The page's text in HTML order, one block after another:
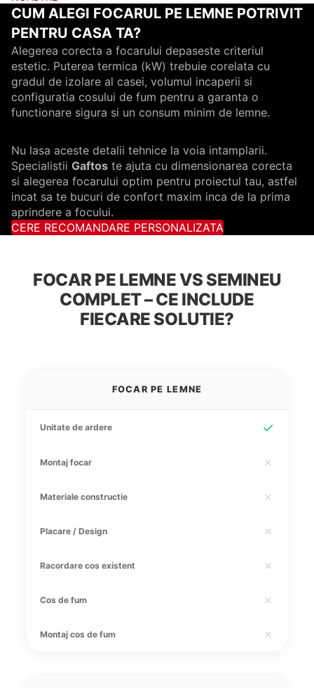
CUM ALEGI FOCARUL PE LEMNE POTRIVIT
PENTRU CASA TA?
Alegerea corecta a focarului depaseste criteriul
estetic. Puterea termica (kW) trebuie corelata cu
gradul de izolare al casei, volumul incaperii si
configuratia cosului de fum pentru a garanta o
functionare sigura si un consum minim de lemne.
Nu lasa aceste detalii tehnice la voia intamplarii.
Specialistii Gaftos te ajuta cu dimensionarea corecta
si alegerea focarului optim pentru proiectul tau, astfel
incat sa te bucuri de confort maxim inca de la prima
aprindere a focului.
CERE RECOMANDARE PERSONALIZATA
FOCAR PE LEMNE VS SEMINEU
COMPLET – CE INCLUDE
FIECARE SOLUTIE?
FOCAR PE LEMNE
Unitate de ardere ✓
Montaj focar ✗
Materiale constructie ✗
Placare / Design ✗
Racordare cos existent ✗
Cos de fum ✗
Montaj cos de fum ✗